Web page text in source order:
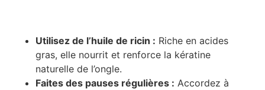
Utilisez de l’huile de ricin : Riche en acides
gras, elle nourrit et renforce la kératine
naturelle de l’ongle.
Faites des pauses régulières : Accordez à